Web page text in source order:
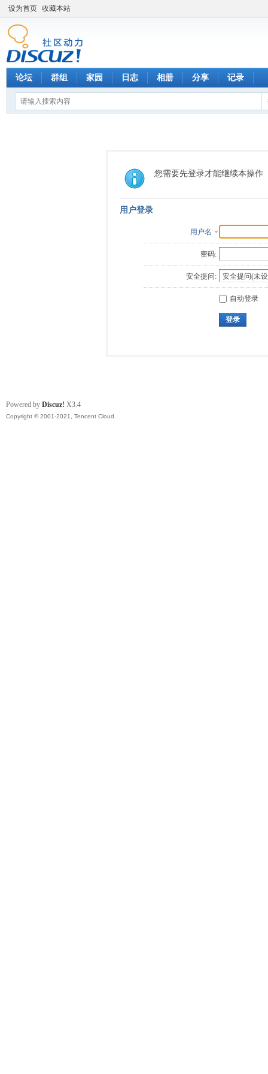
设为首页 收藏本站
论坛 群组 家园 日志 相册 分享 记录
您需要先登录才能继续本操作
用户登录
用户名
密码:
安全提问:
自动登录
登录
Powered by Discuz! X3.4
Copyright © 2001-2021, Tencent Cloud.